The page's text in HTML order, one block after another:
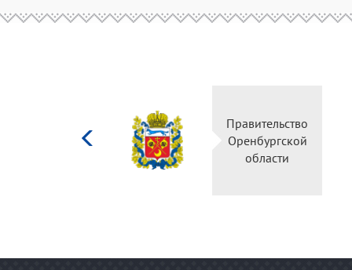
Министерство
культуры
Российской